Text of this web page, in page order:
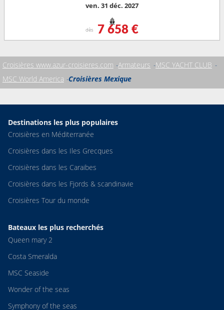
ven. 31 déc. 2027
dès 7 658 €
Croisières www.azur-croisieres.com Armateurs MSC YACHT CLUB
MSC World America Croisières Mexique
Destinations les plus populaires
Croisières en Méditerranée
Croisières dans les Iles Grecques
Croisières dans les Caraibes
Croisières dans les Fjords & scandinavie
Croisières Tour du monde
Bateaux les plus recherchés
Queen mary 2
Costa Smeralda
MSC Seaside
Wonder of the seas
Symphony of the seas